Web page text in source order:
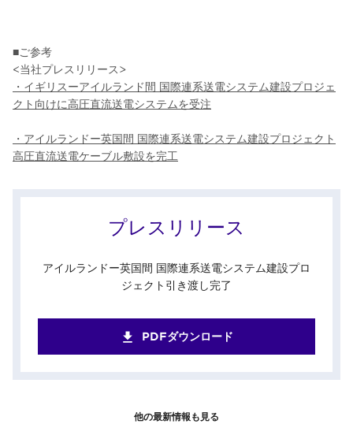
■ご参考
<当社プレスリリース>
・イギリスーアイルランド間 国際連系送電システム建設プロジェ
クト向けに高圧直流送電システムを受注
・アイルランドー英国間 国際連系送電システム建設プロジェクト
高圧直流送電ケーブル敷設を完工
プレスリリース
アイルランドー英国間 国際連系送電システム建設プロ
ジェクト引き渡し完了
PDFダウンロード
他の最新情報も見る